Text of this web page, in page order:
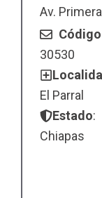
Av.
30530
El Parral
Estado:
Chiapas